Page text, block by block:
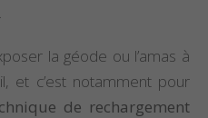
la géode ou l’amas à
et c’est notamment pour
de rechargement